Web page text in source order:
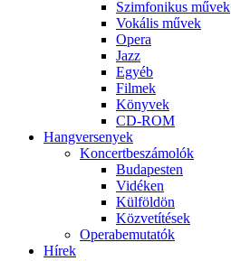
Szimfonikus művek
Vokális művek
Opera
Jazz
Egyéb
Filmek
Könyvek
CD-ROM
Hangversenyek
Koncertbeszámolók
Budapesten
Vidéken
Külföldön
Közvetítések
Operabemutatók
Hírek